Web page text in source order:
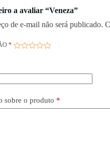
a avaliar “Veneza”
de e-mail não será publicado.
*
sobre o produto *